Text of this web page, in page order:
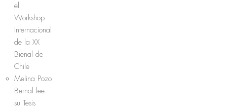
el
Workshop
Internacional
de la XX
Bienal de
Chile
Melina Pozo
Bernal lee
su Tesis